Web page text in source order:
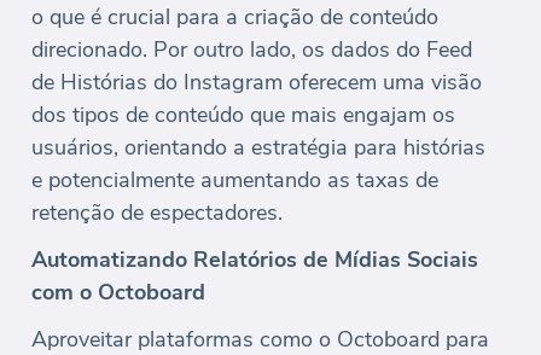
o que é crucial para a criação de conteúdo
direcionado. Por outro lado, os dados do Feed
de Histórias do Instagram oferecem uma visão
dos tipos de conteúdo que mais engajam os
usuários, orientando a estratégia para histórias
e potencialmente aumentando as taxas de
retenção de espectadores.
Automatizando Relatórios de Mídias Sociais
com o Octoboard
Aproveitar plataformas como o Octoboard para